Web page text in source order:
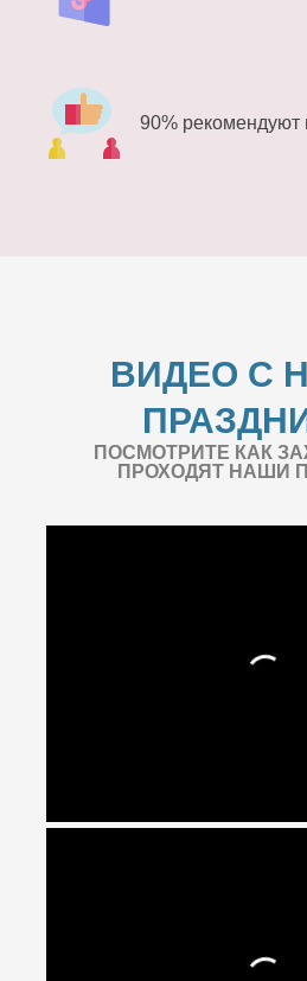
90% рекомендуют
ВИДЕО С
ПОСМОТРИТЕ КАК
ПРОХОДЯТ НАШИ